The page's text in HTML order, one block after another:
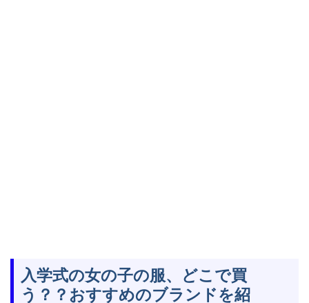
入学式の女の子の服、どこで買
う？？おすすめのブランドを紹